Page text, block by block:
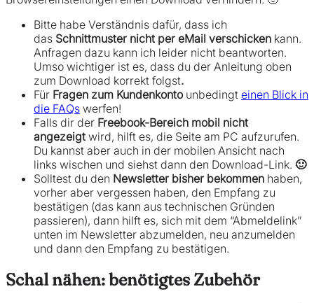
Bitte habe Verständnis dafür, dass ich
das Schnittmuster nicht per eMail verschicken kann.
Anfragen dazu kann ich leider nicht beantworten.
Umso wichtiger ist es, dass du der Anleitung oben
zum Download korrekt folgst.
Für Fragen zum Kundenkontounbedingt einen Blick in
die FAQs werfen!
Falls dir der Freebook-Bereich mobil nicht
angezeigt wird, hilft es, die Seite am PC aufzurufen.
Du kannst aber auch in der mobilen Ansicht nach
links wischen und siehst dann den Download-Link. 🙂
Solltest du den Newsletter bisher bekommen haben,
vorher aber vergessen haben, den Empfang zu
bestätigen (das kann aus technischen Gründen
passieren), dann hilft es, sich mit dem “Abmeldelink”
unten im Newsletter abzumelden, neu anzumelden
und dann den Empfang zu bestätigen.
Schal nähen: benötigtes Zubehör